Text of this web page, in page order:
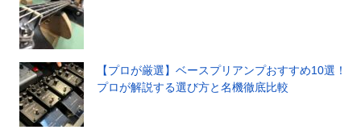
【プロが厳選】ベースプリアンプおすすめ10選！
プロが解説する選び方と名機徹底比較